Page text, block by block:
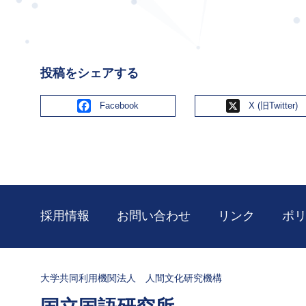
投稿をシェアする
Facebook X
採用情報 お問い合わせ リンク ポ
大学共同利用機関法人 人間文化研究機構